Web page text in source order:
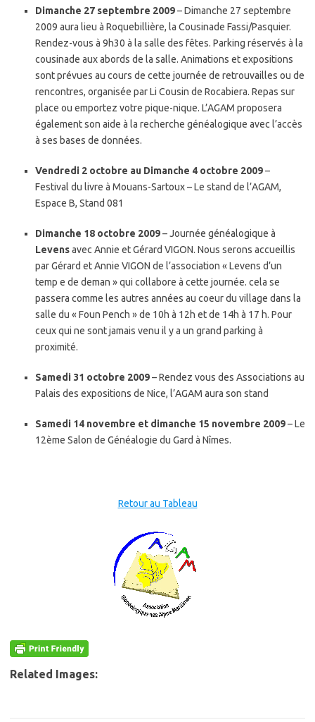
Dimanche 27 septembre 2009– Dimanche 27 septembre
2009 aura lieu à Roquebillière, la Cousinade Fassi/Pasquier.
Rendez-vous à 9h30 à la salle des fêtes. Parking réservés à la
cousinade aux abords de la salle. Animations et expositions
sont prévues au cours de cette journée de retrouvailles ou de
rencontres, organisée par Li Cousin de Rocabiera. Repas sur
place ou emportez votre pique-nique. L’AGAM proposera
également son aide à la recherche généalogique avec l’accès
à ses bases de données.
Vendredi 2 octobre au Dimanche 4 octobre 2009–
Festival du livre à Mouans-Sartoux – Le stand de l’AGAM,
Espace B, Stand 081
Dimanche 18 octobre 2009– Journée généalogique à
Levensavec Annie et Gérard VIGON. Nous serons accueillis
par Gérard et Annie VIGON de l’association « Levens d’un
temp e de deman » qui collabore à cette journée. cela se
passera comme les autres années au coeur du village dans la
salle du « Foun Pench » de 10h à 12h et de 14h à 17 h. Pour
ceux qui ne sont jamais venu il y a un grand parking à
proximité.
Samedi 31 octobre 2009– Rendez vous des Associations au
Palais des expositions de Nice, l’AGAM aura son stand
Samedi 14 novembre et dimanche 15 novembre 2009– Le
12ème Salon de Généalogie du Gard à Nîmes.
Retour au Tableau
Related Images: